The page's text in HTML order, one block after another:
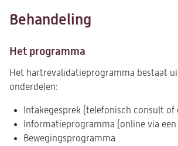
Behandeling
Het programma
Het hartrevalidatieprogramma bestaat
onderdelen:
Intakegesprek (telefonisch consult of
Informatieprogramma (online via een
Bewegingsprogramma